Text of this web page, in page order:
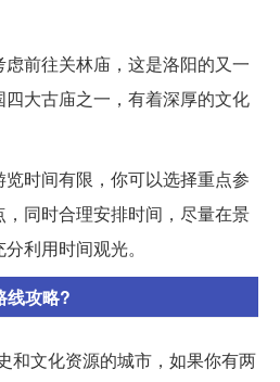
前往关林庙，这是洛阳的又一
大古庙之一，有着深厚的文化
时间有限，你可以选择重点参
同时合理安排时间，尽量在景
利用时间观光。
线攻略?
和文化资源的城市，如果你有两